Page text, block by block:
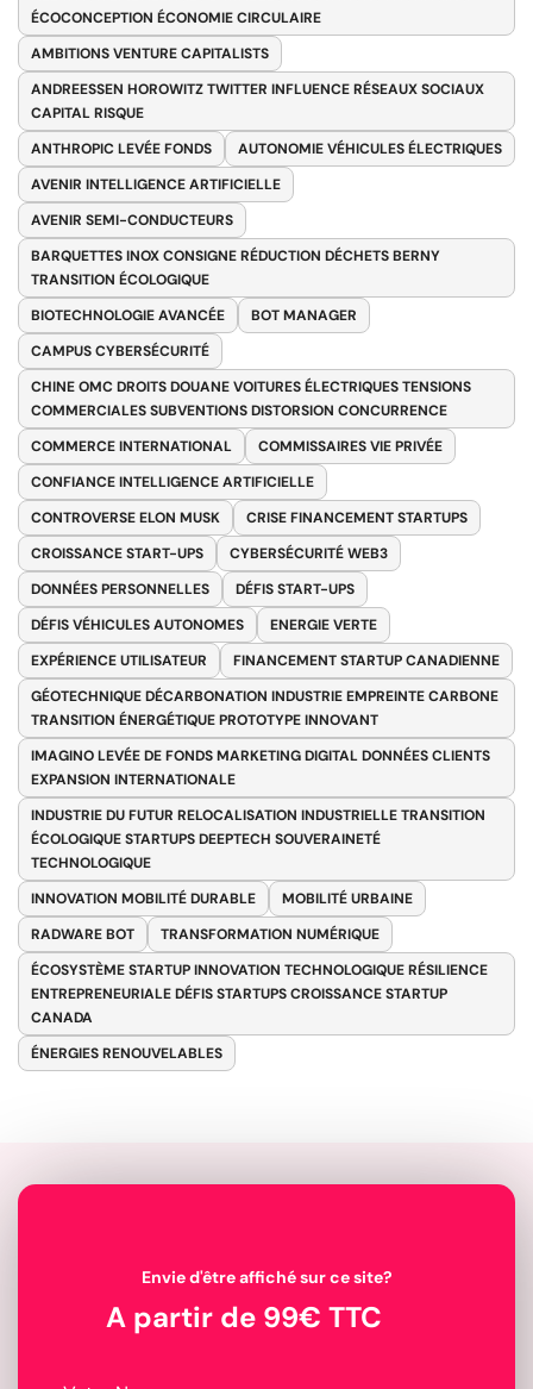
ÉCOCONCEPTION ÉCONOMIE CIRCULAIRE
AMBITIONS VENTURE CAPITALISTS
ANDREESSEN HOROWITZ TWITTER INFLUENCE RÉSEAUX SOCIAUX
CAPITAL RISQUE
ANTHROPIC LEVÉE FONDS
AUTONOMIE VÉHICULES ÉLECTRIQUES
AVENIR INTELLIGENCE ARTIFICIELLE
AVENIR SEMI-CONDUCTEURS
BARQUETTES INOX CONSIGNE RÉDUCTION DÉCHETS BERNY
TRANSITION ÉCOLOGIQUE
BIOTECHNOLOGIE AVANCÉE
BOT MANAGER
CAMPUS CYBERSÉCURITÉ
CHINE OMC DROITS DOUANE VOITURES ÉLECTRIQUES TENSIONS
COMMERCIALES SUBVENTIONS DISTORSION CONCURRENCE
COMMERCE INTERNATIONAL
COMMISSAIRES VIE PRIVÉE
CONFIANCE INTELLIGENCE ARTIFICIELLE
CONTROVERSE ELON MUSK
CRISE FINANCEMENT STARTUPS
CROISSANCE START-UPS
CYBERSÉCURITÉ WEB3
DONNÉES PERSONNELLES
DÉFIS START-UPS
DÉFIS VÉHICULES AUTONOMES
ENERGIE VERTE
EXPÉRIENCE UTILISATEUR
FINANCEMENT STARTUP CANADIENNE
GÉOTECHNIQUE DÉCARBONATION INDUSTRIE EMPREINTE CARBONE
TRANSITION ÉNERGÉTIQUE PROTOTYPE INNOVANT
IMAGINO LEVÉE DE FONDS MARKETING DIGITAL DONNÉES CLIENTS
EXPANSION INTERNATIONALE
INDUSTRIE DU FUTUR RELOCALISATION INDUSTRIELLE TRANSITION
ÉCOLOGIQUE STARTUPS DEEPTECH SOUVERAINETÉ
TECHNOLOGIQUE
INNOVATION MOBILITÉ DURABLE
MOBILITÉ URBAINE
RADWARE BOT
TRANSFORMATION NUMÉRIQUE
ÉCOSYSTÈME STARTUP INNOVATION TECHNOLOGIQUE RÉSILIENCE
ENTREPRENEURIALE DÉFIS STARTUPS CROISSANCE STARTUP
CANADA
ÉNERGIES RENOUVELABLES
Envie d'être affiché sur ce site?
A partir de 99€ TTC